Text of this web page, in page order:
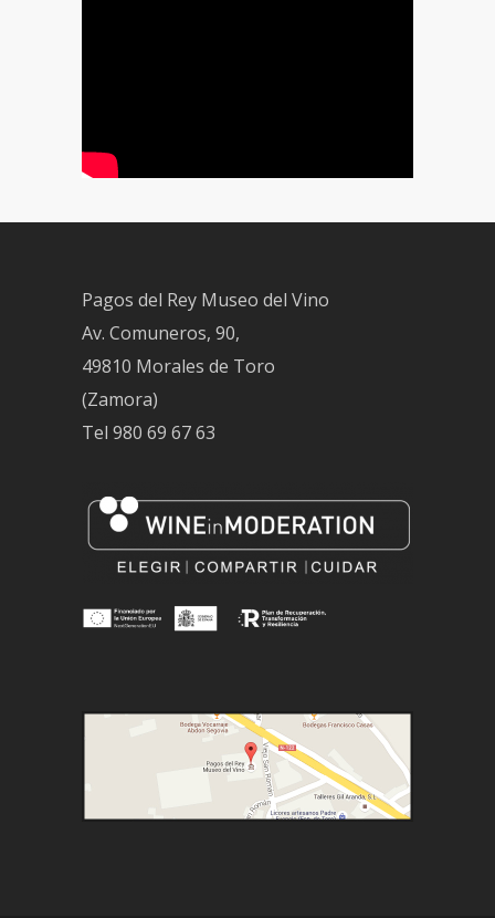
Pagos del Rey Museo del Vino
Av. Comuneros, 90,
49810 Morales de Toro
(Zamora)
Tel 980 69 67 63